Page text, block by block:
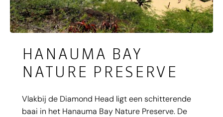
HANAUMA BAY
NATURE PRESERVE
Vlakbij de Diamond Head ligt een schitterende
baai in het Hanauma Bay Nature Preserve. De